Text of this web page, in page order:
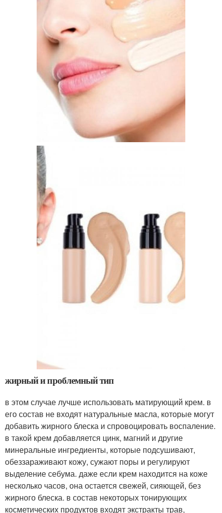
жирный и проблемный тип
в этом случае лучше использовать матирующий крем. в
его состав не входят натуральные масла, которые могут
добавить жирного блеска и спровоцировать воспаление.
в такой крем добавляется цинк, магний и другие
минеральные ингредиенты, которые подсушивают,
обеззараживают кожу, сужают поры и регулируют
выделение себума. даже если крем находится на коже
несколько часов, она остается свежей, сияющей, без
жирного блеска. в состав некоторых тонирующих
косметических продуктов входят экстракты трав,